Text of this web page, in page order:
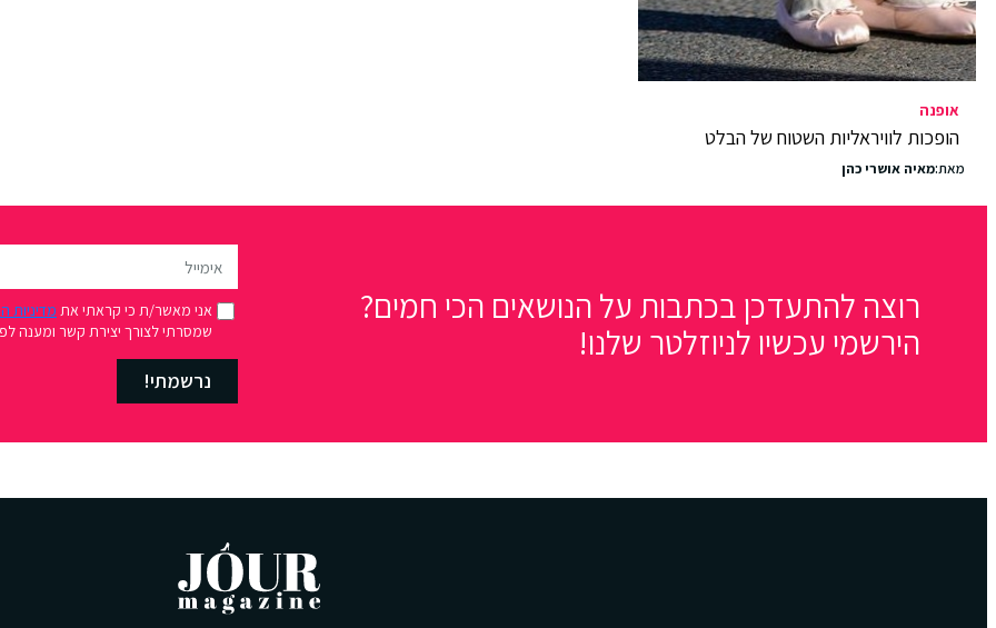
אופנה
הופכות לוויראליות השטוח של הבלט
מאת:מאיה אושרי כהן
רוצה להתעדכן בכתבות על הנושאים הכי חמים?
הירשמי עכשיו לניוזלטר שלנו!
אני מאשר/ת כי קראתי את מדיניות
שמסרתי לצורך יצירת קשר ומענה
נרשמתי!